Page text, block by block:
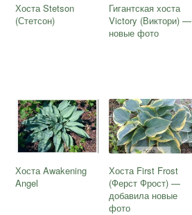
Хоста Stetson
(Стетсон)
Гигантская хоста
Victory (Виктори) —
новые фото
Хоста Awakening
Angel
Хоста First Frost
(Ферст Фрост) —
добавила новые
фото